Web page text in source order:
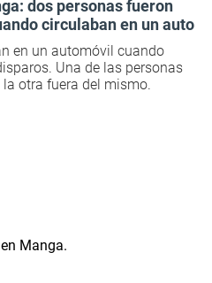
dos personas fueron
circulaban en un auto
en un automóvil cuando
Una de las personas
otra fuera del mismo.